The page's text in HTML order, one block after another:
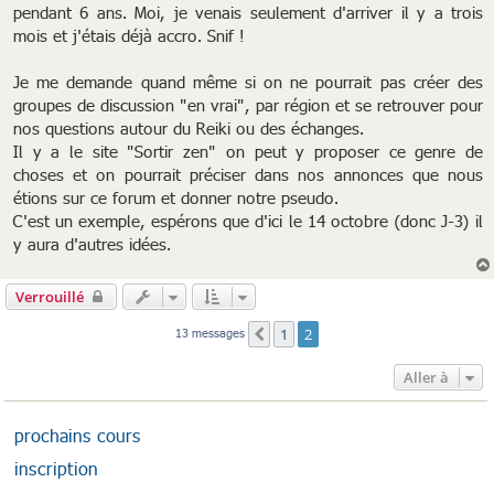
pendant 6 ans. Moi, je venais seulement d'arriver il y a trois
mois et j'étais déjà accro. Snif !
Je me demande quand même si on ne pourrait pas créer des
groupes de discussion "en vrai", par région et se retrouver pour
nos questions autour du Reiki ou des échanges.
Il y a le site "Sortir zen" on peut y proposer ce genre de
choses et on pourrait préciser dans nos annonces que nous
étions sur ce forum et donner notre pseudo.
C'est un exemple, espérons que d'ici le 14 octobre (donc J-3) il
y aura d'autres idées.
Verrouillé
13 messages Précédente
1 2
Aller à
prochains cours
inscription